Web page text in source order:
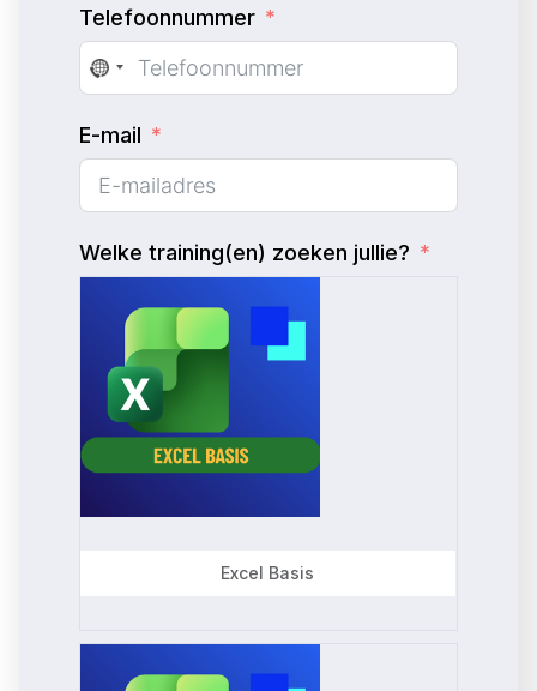
Telefoonnummer
N
c
o
u
n
t
s
e
l
e
E-mail
Welke training(en) zoeken jullie?
Excel Basis